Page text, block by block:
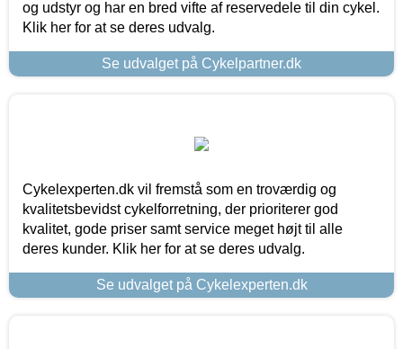
og udstyr og har en bred vifte af reservedele til din cykel.
Klik her for at se deres udvalg.
Se udvalget på Cykelpartner.dk
Cykelexperten.dk vil fremstå som en troværdig og
kvalitetsbevidst cykelforretning, der prioriterer god
kvalitet, gode priser samt service meget højt til alle
deres kunder. Klik her for at se deres udvalg.
Se udvalget på Cykelexperten.dk